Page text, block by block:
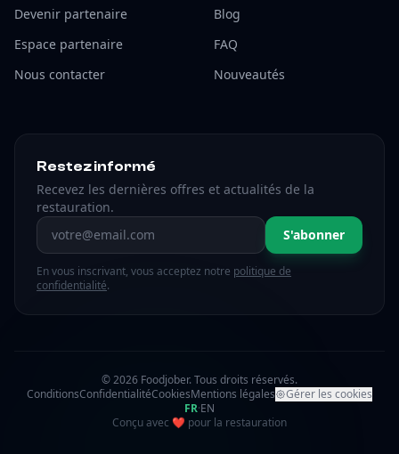
Devenir partenaire
Espace partenaire
Nous contacter
Blog
FAQ
Nouveautés
Restez informé
Recevez les dernières offres et actualités de la
restauration.
Adresse email S'abonner
En vous inscrivant, vous acceptez notre politique de
confidentialité.
© 2026 Foodjober. Tous droits réservés.
ConditionsConfidentialitéCookiesMentions légales
Gérer les cookies
FR·EN
Conçu avec ❤ amour
pour la restauration